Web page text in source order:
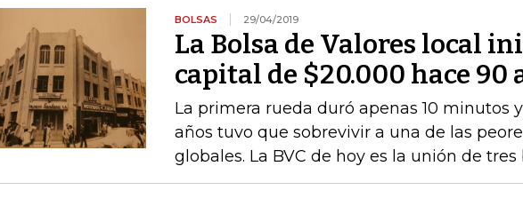
BOLSAS 29/04/2019
La Bolsa de Valores local
capital de $20.000 hace 90
La primera rueda duró apenas 10 minutos
años tuvo que sobrevivir a una de las
globales. La BVC de hoy es la unión de tres